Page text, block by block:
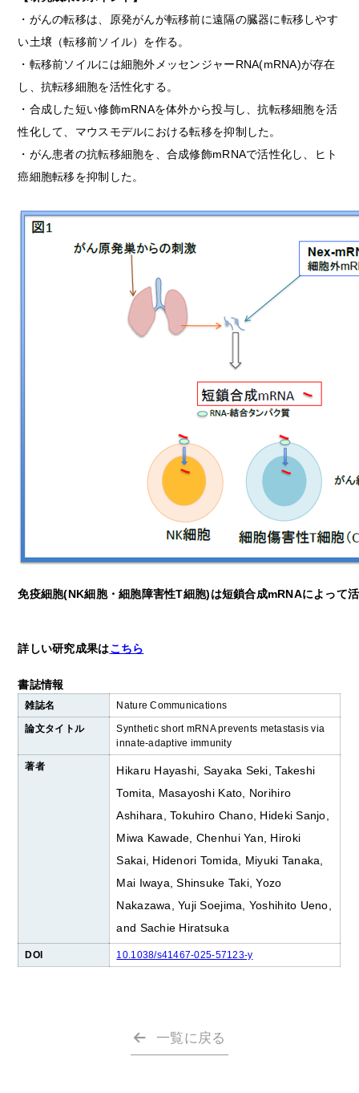
・がんの転移は、原発がんが転移前に遠隔の臓器に転移しやす
い土壌（転移前ソイル）を作る。
・転移前ソイルには細胞外メッセンジャーRNA(mRNA)が存在
し、抗転移細胞を活性化する。
・合成した短い修飾mRNAを体外から投与し、抗転移細胞を活
性化して、マウスモデルにおける転移を抑制した。
・がん患者の抗転移細胞を、合成修飾mRNAで活性化し、ヒト
癌細胞転移を抑制した。
免疫細胞(NK細胞・細胞障害性T細胞)は短鎖合成mRNAによって
詳しい研究成果はこちら
書誌情報
雑誌名 Nature Communications
論文タイトル
Synthetic short mRNA prevents metastasis via
innate-adaptive immunity
著者
Hikaru Hayashi, Sayaka Seki, Takeshi
Tomita, Masayoshi Kato, Norihiro
Ashihara, Tokuhiro Chano, Hideki Sanjo,
Miwa Kawade, Chenhui Yan, Hiroki
Sakai, Hidenori Tomida, Miyuki Tanaka,
Mai Iwaya, Shinsuke Taki, Yozo
Nakazawa, Yuji Soejima, Yoshihito Ueno,
and Sachie Hiratsuka
DOI 10.1038/s41467-025-57123-y
一覧に戻る